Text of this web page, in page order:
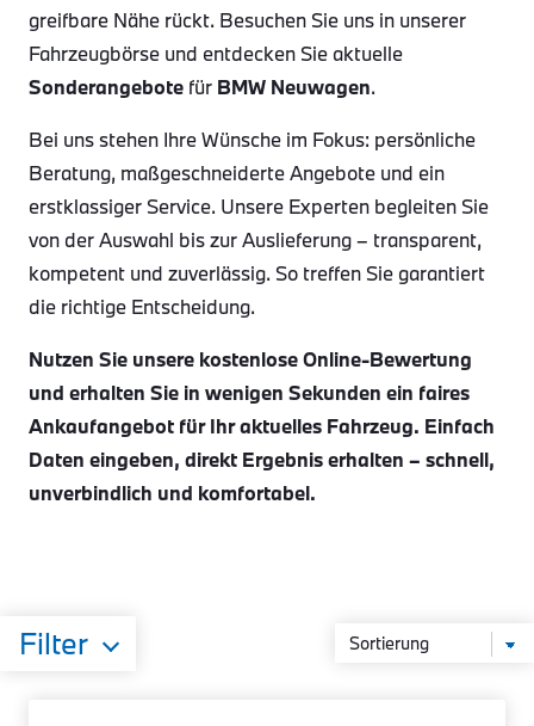
greifbare Nähe rückt. Besuchen Sie uns in unserer
Fahrzeugbörse und entdecken Sie aktuelle
Sonderangebote für BMW Neuwagen.
Bei uns stehen Ihre Wünsche im Fokus: persönliche
Beratung, maßgeschneiderte Angebote und ein
erstklassiger Service. Unsere Experten begleiten Sie
von der Auswahl bis zur Auslieferung – transparent,
kompetent und zuverlässig. So treffen Sie garantiert
die richtige Entscheidung.
Nutzen Sie unsere kostenlose Online-Bewertung
und erhalten Sie in wenigen Sekunden ein faires
Ankaufangebot für Ihr aktuelles Fahrzeug. Einfach
Daten eingeben, direkt Ergebnis erhalten – schnell,
unverbindlich und komfortabel.
Filter